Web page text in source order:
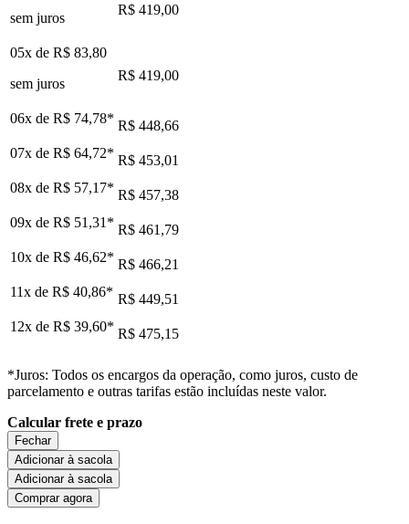
sem juros
R$ 419,00
05x de R$ 83,80
sem juros
R$ 419,00
06x de R$ 74,78* R$ 448,66
07x de R$ 64,72* R$ 453,01
08x de R$ 57,17* R$ 457,38
09x de R$ 51,31 * R$ 461,79
10x de R$ 46,62* R$ 466,21
11x de R$ 40,86* R$ 449,51
12x de R$ 39,60* R$ 475,15
*Juros: Todos os encargos da operação, como juros, custo de
parcelamento e outras tarifas estão incluídas neste valor.
Calcular frete e prazo
Fechar
Adicionar à sacola
Adicionar à sacola
Comprar agora